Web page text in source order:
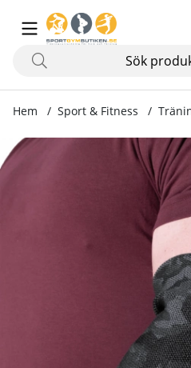
Hem Sport & Fitness
Produktbilder Heavy Duty